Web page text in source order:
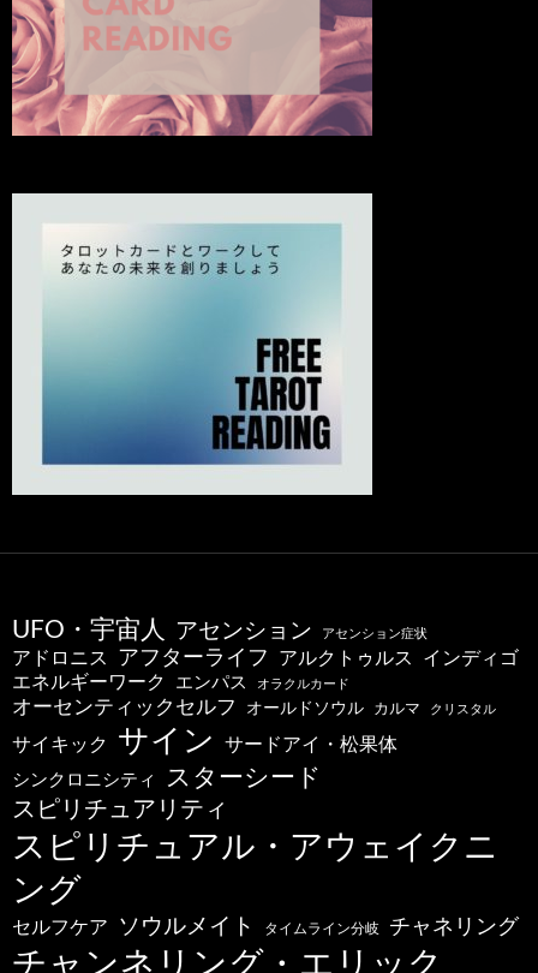
UFO・宇宙人 アセンション アセンション症状
アドロニス アフターライフ アルクトゥルス インディゴ
エネルギーワーク エンパス オラクルカード
オーセンティックセルフ オールドソウル カルマ クリスタル
サイキック サイン サードアイ・松果体
シンクロニシティ スターシード
スピリチュアリティ
スピリチュアル・アウェイクニ
ング
セルフケア ソウルメイト タイムライン分岐 チャネリング
チャンネリング・エリック